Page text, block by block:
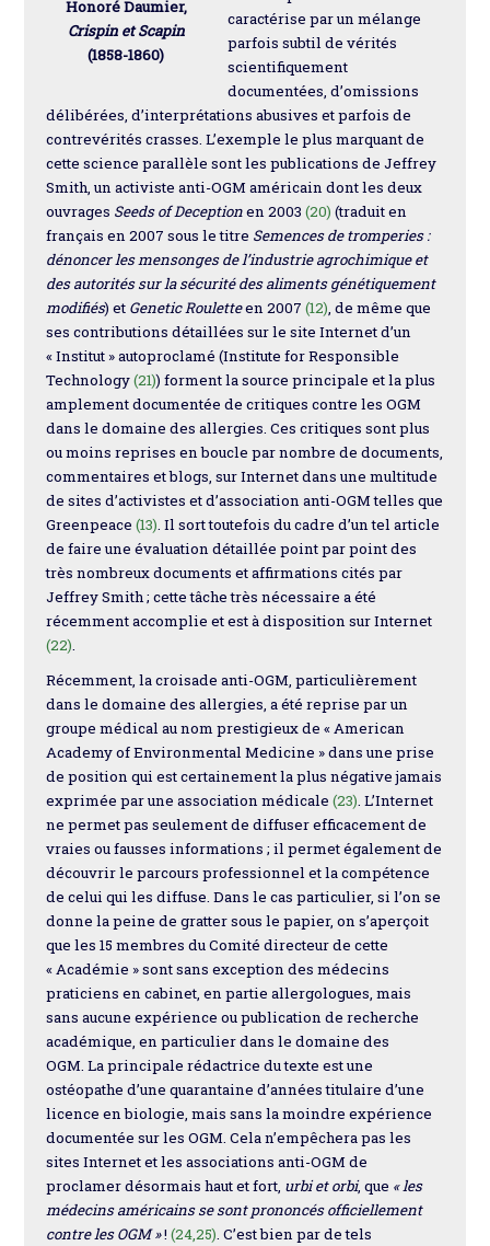
Honoré Daumier,
Crispin et Scapin
(1858-1860)
caractérise par un mélange
parfois subtil de vérités
scientifiquement
documentées, d’omissions
délibérées, d’interprétations abusives et parfois de
contrevérités crasses. L’exemple le plus marquant de
cette science parallèle sont les publications de Jeffrey
Smith, un activiste anti-OGM américain dont les deux
ouvrages Seeds of Deceptionen 2003(20) (traduit en
français en 2007 sous le titre Semences de tromperies :
dénoncer les mensonges de l’industrie agrochimique et
des autorités sur la sécurité des aliments génétiquement
modifiés) et Genetic Rouletteen 2007(12), de même que
ses contributions détaillées sur le site Internet d’un
« Institut » autoproclamé (Institute for Responsible
Technology(21)) forment la source principale et la plus
amplement documentée de critiques contre les OGM
dans le domaine des allergies. Ces critiques sont plus
ou moins reprises en boucle par nombre de documents,
commentaires et blogs, sur Internet dans une multitude
de sites d’activistes et d’association anti-OGM telles que
Greenpeace(13). Il sort toutefois du cadre d’un tel article
de faire une évaluation détaillée point par point des
très nombreux documents et affirmations cités par
Jeffrey Smith ; cette tâche très nécessaire a été
récemment accomplie et est à disposition sur Internet
(22).
Récemment, la croisade anti-OGM, particulièrement
dans le domaine des allergies, a été reprise par un
groupe médical au nom prestigieux de « American
Academy of Environmental Medicine » dans une prise
de position qui est certainement la plus négative jamais
exprimée par une association médicale(23). L’Internet
ne permet pas seulement de diffuser efficacement de
vraies ou fausses informations ; il permet également de
découvrir le parcours professionnel et la compétence
de celui qui les diffuse. Dans le cas particulier, si l’on se
donne la peine de gratter sous le papier, on s’aperçoit
que les 15 membres du Comité directeur de cette
« Académie » sont sans exception des médecins
praticiens en cabinet, en partie allergologues, mais
sans aucune expérience ou publication de recherche
académique, en particulier dans le domaine des
OGM. La principale rédactrice du texte est une
ostéopathe d’une quarantaine d’années titulaire d’une
licence en biologie, mais sans la moindre expérience
documentée sur les OGM. Cela n’empêchera pas les
sites Internet et les associations anti-OGM de
proclamer désormais haut et fort, urbi et orbi, que « les
médecins américains se sont prononcés officiellement
contre les OGM »!(24,25). C’est bien par de tels